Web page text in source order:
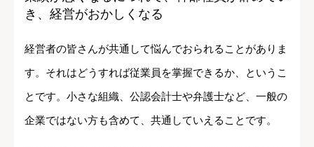
き、経営がおかしくなる
経営者の皆さんが共通して悩んでおられることがありま
す。それはどうすれば従業員を掌握できるか、というこ
とです。小さな組織、公認会計士や弁護士など、一般の
企業ではない方も含めて、共通していえることです。